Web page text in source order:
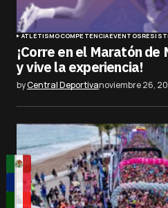
ATLETISMOCOMPETENCIAEVENTOS
¡Corre en el Maratón
y vive la experiencia!
byCentral Deportivanoviembre 26,